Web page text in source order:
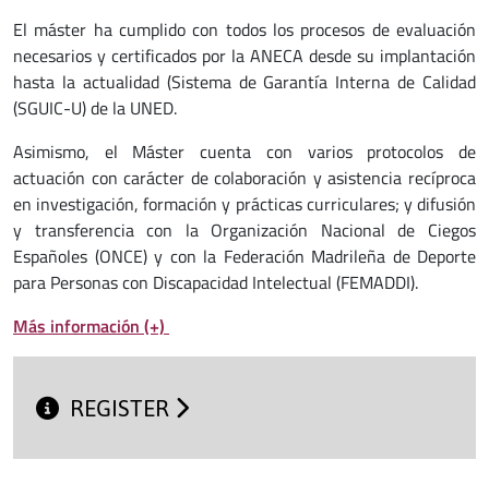
El máster ha cumplido con todos los procesos de evaluación
necesarios y certificados por la ANECA desde su implantación
hasta la actualidad (Sistema de Garantía Interna de Calidad
(SGUIC-U) de la UNED.
Asimismo, el Máster cuenta con varios protocolos de
actuación con carácter de colaboración y asistencia recíproca
en investigación, formación y prácticas curriculares; y difusión
y transferencia con la Organización Nacional de Ciegos
Españoles (ONCE) y con la Federación Madrileña de Deporte
para Personas con Discapacidad Intelectual (FEMADDI).
Más información (+)
REGISTER